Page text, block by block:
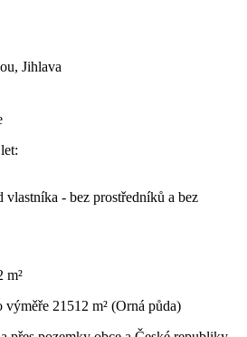
Jihlava
vlastníka - bez prostředníků a bez
m²
výměře 21512 m² (Orná půda)